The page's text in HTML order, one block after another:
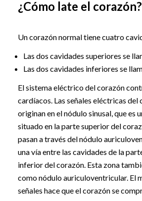
¿Cómo late el corazón?
Un corazón normal tiene cuatro
Las dos cavidades superiores se
Las dos cavidades inferiores se
El sistema eléctrico del corazón
cardíacos. Las señales eléctricas del
originan en el nódulo sinusal, que es
situado en la parte superior del
pasan a través del nódulo
una vía entre las cavidades de la
inferior del corazón. Esta zona
como nódulo auriculoventricular. El
señales hace que el corazón se